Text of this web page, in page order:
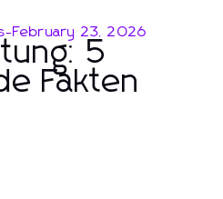
-February 23, 2026
5
Fakten